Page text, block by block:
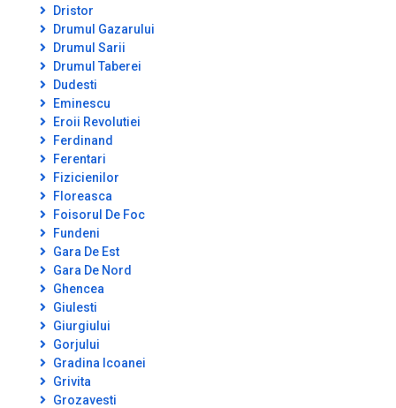
Dristor
Drumul Gazarului
Drumul Sarii
Drumul Taberei
Dudesti
Eminescu
Eroii Revolutiei
Ferdinand
Ferentari
Fizicienilor
Floreasca
Foisorul De Foc
Fundeni
Gara De Est
Gara De Nord
Ghencea
Giulesti
Giurgiului
Gorjului
Gradina Icoanei
Grivita
Grozavesti